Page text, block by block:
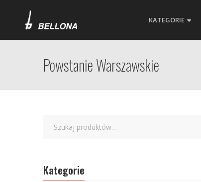
KATEGORIE
Powstanie Warszawskie
Kategorie